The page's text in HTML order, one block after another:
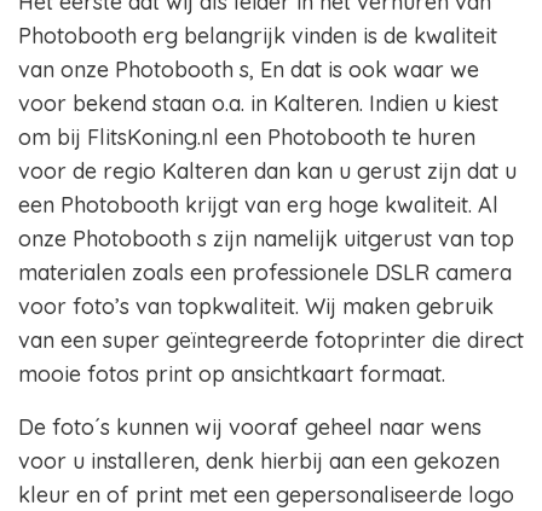
Photobooth erg belangrijk vinden is de kwaliteit
van onze Photobooth s, En dat is ook waar we
voor bekend staan o.a. in Kalteren. Indien u kiest
om bij FlitsKoning.nl een Photobooth te huren
voor de regio Kalteren dan kan u gerust zijn dat u
een Photobooth krijgt van erg hoge kwaliteit. Al
onze Photobooth s zijn namelijk uitgerust van top
materialen zoals een professionele DSLR camera
voor foto’s van topkwaliteit. Wij maken gebruik
van een super geïntegreerde fotoprinter die direct
mooie fotos print op ansichtkaart formaat.
De foto´s kunnen wij vooraf geheel naar wens
voor u installeren, denk hierbij aan een gekozen
kleur en of print met een gepersonaliseerde logo